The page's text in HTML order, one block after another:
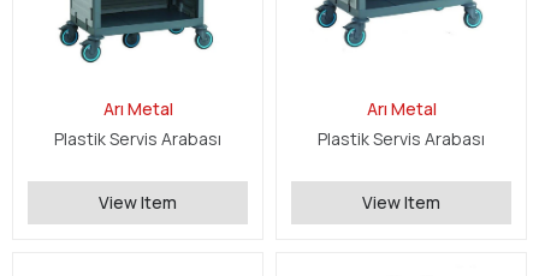
Arı Metal
Plastik Servis Arabası
View Item
Arı Metal
Plastik Servis Arabası
View Item